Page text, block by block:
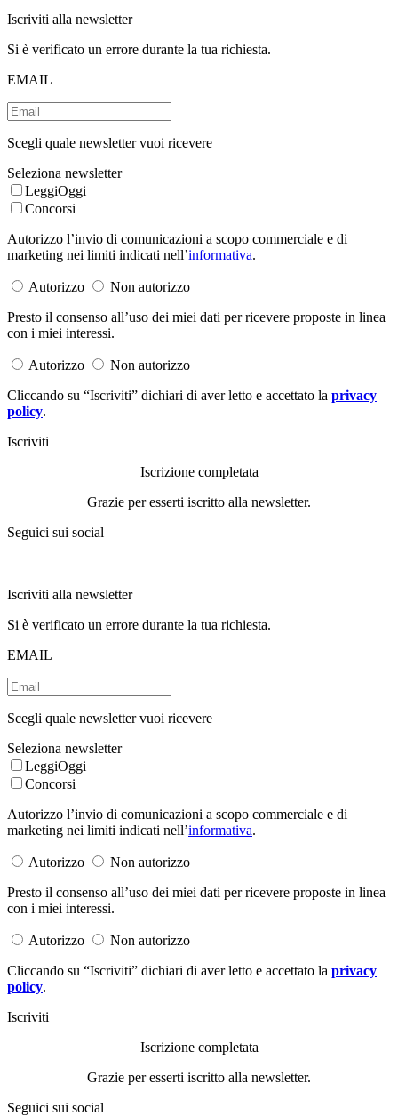
Iscriviti alla newsletter
Si è verificato un errore durante la tua richiesta.
EMAIL
Scegli quale newsletter vuoi ricevere
Seleziona newsletter
LeggiOggi
Concorsi
Autorizzo l’invio di comunicazioni a scopo commerciale e di
marketing nei limiti indicati nell’informativa.
Autorizzo
Non autorizzo
Presto il consenso all’uso dei miei dati per ricevere proposte in linea
con i miei interessi.
Autorizzo
Non autorizzo
Cliccando su “Iscriviti” dichiari di aver letto e accettato la privacy
policy.
Iscriviti
Iscrizione completata
Grazie per esserti iscritto alla newsletter.
Seguici sui social
Iscriviti alla newsletter
Si è verificato un errore durante la tua richiesta.
EMAIL
Scegli quale newsletter vuoi ricevere
Seleziona newsletter
LeggiOggi
Concorsi
Autorizzo l’invio di comunicazioni a scopo commerciale e di
marketing nei limiti indicati nell’informativa.
Autorizzo
Non autorizzo
Presto il consenso all’uso dei miei dati per ricevere proposte in linea
con i miei interessi.
Autorizzo
Non autorizzo
Cliccando su “Iscriviti” dichiari di aver letto e accettato la privacy
policy.
Iscriviti
Iscrizione completata
Grazie per esserti iscritto alla newsletter.
Seguici sui social